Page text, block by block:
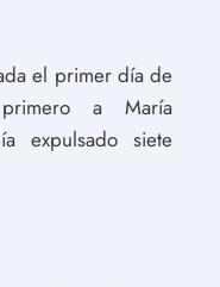
el primer día de
a María
expulsado siete